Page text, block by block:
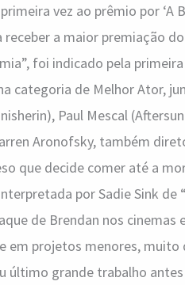
vez ao prêmio por ‘A
a maior premiação
foi indicado pela
categoria de Melhor Ator,
Paul Mescal
Aronofsky, também
que decide comer até a
por Sadie Sink
de Brendan nos
em projetos menores,
último grande trabalho